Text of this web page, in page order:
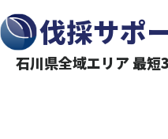
伐採サポ
石川県全域エリア 最